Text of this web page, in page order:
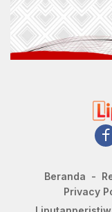
Beranda
Privacy